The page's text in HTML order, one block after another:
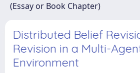
(Essay or Book Chapter)
Distributed Belief
Revision in a Multi-
Environment